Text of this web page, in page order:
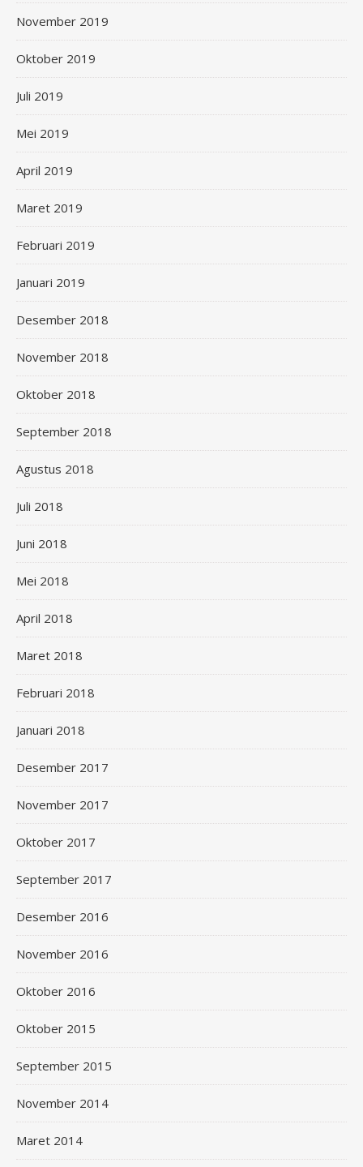
November 2019
Oktober 2019
Juli 2019
Mei 2019
April 2019
Maret 2019
Februari 2019
Januari 2019
Desember 2018
November 2018
Oktober 2018
September 2018
Agustus 2018
Juli 2018
Juni 2018
Mei 2018
April 2018
Maret 2018
Februari 2018
Januari 2018
Desember 2017
November 2017
Oktober 2017
September 2017
Desember 2016
November 2016
Oktober 2016
Oktober 2015
September 2015
November 2014
Maret 2014